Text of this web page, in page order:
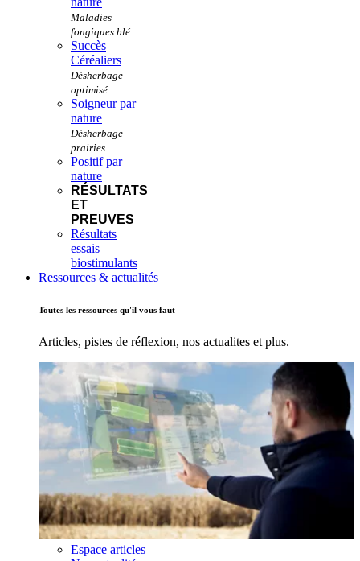
Succès
Céréaliers
Soigneur par
nature
Positif par
nature
RÉSULTATS
ET
PREUVES
Résultats
essais
biostimulants
Ressources & actualités
Toutes les ressources qu'il vous faut
Articles, pistes de réflexion, nos actualites et plus.
Espace articles